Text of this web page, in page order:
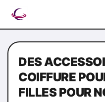
DES
COIFFURE
FILLES POUR